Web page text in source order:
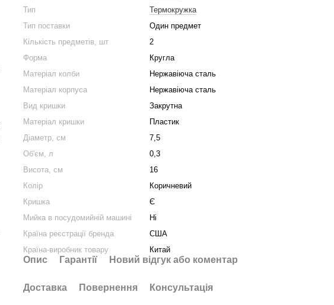
Тип
Термокружка
Тип поставки
Один предмет
Кількість предметів, шт
2
Форма
Кругла
Матеріал колби
Нержавіюча сталь
Матеріал корпуса
Нержавіюча сталь
Вид кришки
Закрутна
Матеріал кришки
Пластик
Діаметр, см
7,5
Об'єм, л
0,3
Висота, см
16
Колір
Коричневий
Кришка
Є
Мийка в посудомийній машині
Ні
Країна реєстрації бренда
США
Країна-виробник товару
Китай
Опис Гарантії Новий відгук або коментар
Доставка Повернення Консультація